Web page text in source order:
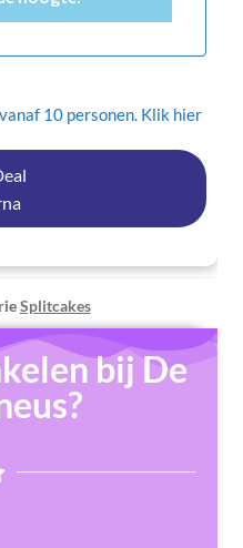
10 personen. Klik hier
Splitcakes
bij De